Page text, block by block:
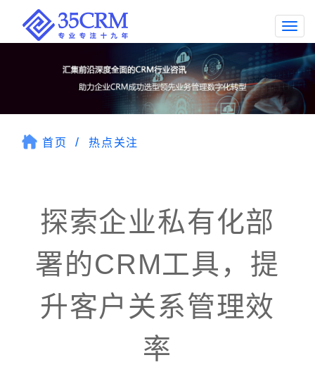
首页 热点关注
探索企业私有化部
署的CRM工具，提
升客户关系管理效
率